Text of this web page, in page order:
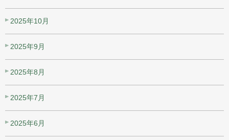
2025年10月
2025年9月
2025年8月
2025年7月
2025年6月